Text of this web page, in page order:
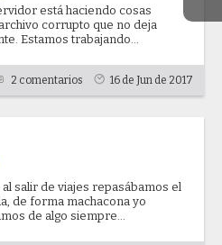
está haciendo cosas
corrupto que no deja
Estamos trabajando...
2 comentarios 16 de Jun de 2017
salir de viajes repasábamos el
de forma machacona yo
de algo siempre...